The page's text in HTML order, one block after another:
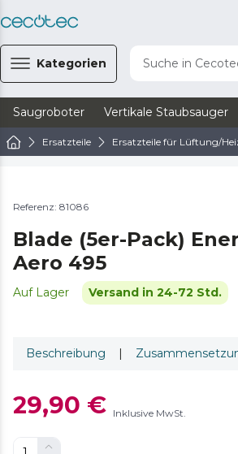
Kategorien Suche in
Saugroboter Vertikale Staubsauger
Ersatzteile Ersatzteile für Lüftung/
Referenz: 81086
Blade (5er-Pack)
Aero 495
Auf Lager Versand in 24-72 Std.
Beschreibung |
29,90 € Inklusive MwSt.